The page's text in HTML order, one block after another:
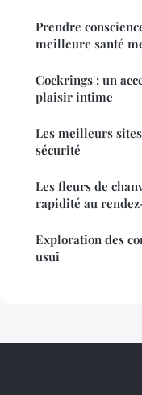
Prendre
meilleure santé
Cockrings : un
plaisir intime
Les meilleurs
sécurité
Les fleurs de
rapidité au
Exploration des
usui